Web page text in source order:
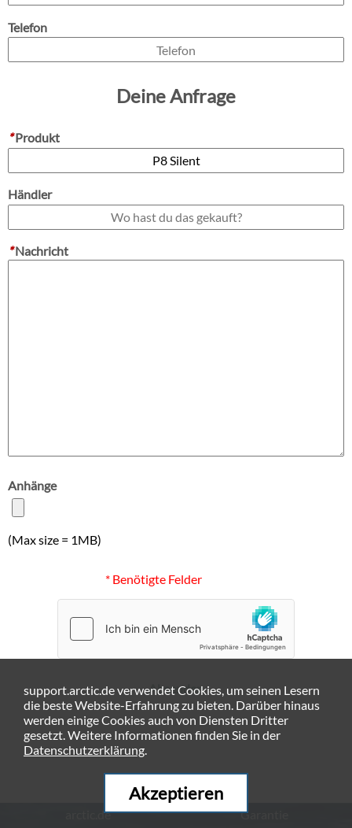
Telefon
Deine Anfrage
*Produkt
Händler
*Nachricht
Anhänge
(Max size = 1MB)
* Benötigte Felder
Absenden
arctic.de Garantie
support.arctic.de verwendet Cookies, um seinen Lesern
die beste Website-Erfahrung zu bieten. Darüber hinaus
werden einige Cookies auch von Diensten Dritter
gesetzt. Weitere Informationen finden Sie in der
Datenschutzerklärung.
Akzeptieren